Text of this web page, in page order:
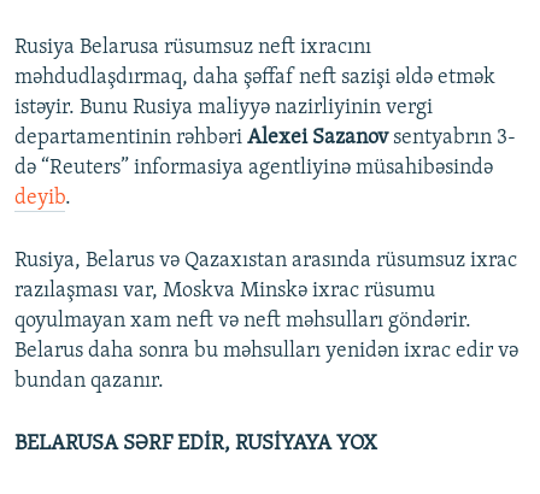
XƏBƏR BÜLLETENLƏRIMIZ
Rusiya Belarusa rüsumsuz neft ixracını
məhdudlaşdırmaq, daha şəffaf neft sazişi əldə etmək
istəyir. Bunu Rusiya maliyyə nazirliyinin vergi
departamentinin rəhbəri Alexei Sazanovsentyabrın 3-
də “Reuters” informasiya agentliyinə müsahibəsində
deyib.
Rusiya, Belarus və Qazaxıstan arasında rüsumsuz ixrac
razılaşması var, Moskva Minskə ixrac rüsumu
qoyulmayan xam neft və neft məhsulları göndərir.
Belarus daha sonra bu məhsulları yenidən ixrac edir və
bundan qazanır.
BELARUSA SƏRF EDİR, RUSİYAYA YOX